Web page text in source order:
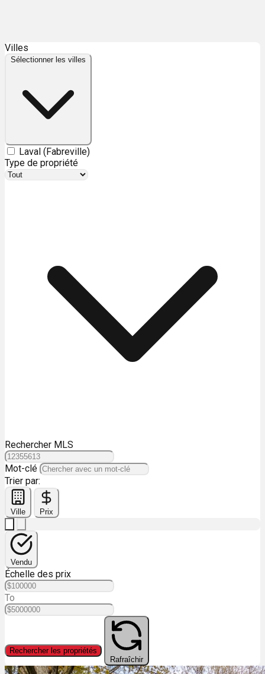
+
Villes
Sélectionner les villes
Laval (Fabreville)
Type de propriété
Rechercher MLS
Mot-clé
Trier par:
Ville Prix
Vendu
Échelle des prix
To
Rechercher les propriétés
Rafraîchir